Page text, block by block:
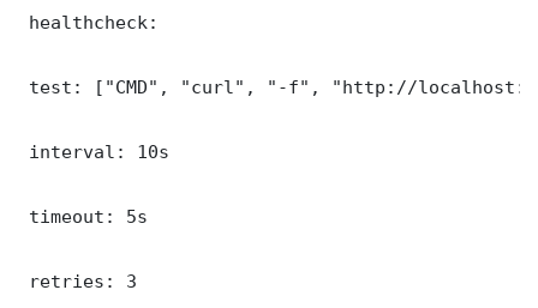
healthcheck:
test: ["CMD", "curl", "-f", "http://
interval: 10s
timeout: 5s
retries: 3